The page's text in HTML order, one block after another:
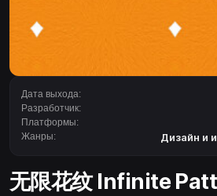
Дата выхода:
Разработчик:
Платформы:
Жанры: Дизайн и
无限花纹 Infinite